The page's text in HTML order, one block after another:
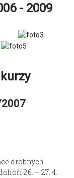
- 2009
drobných
26. – 27. 4.